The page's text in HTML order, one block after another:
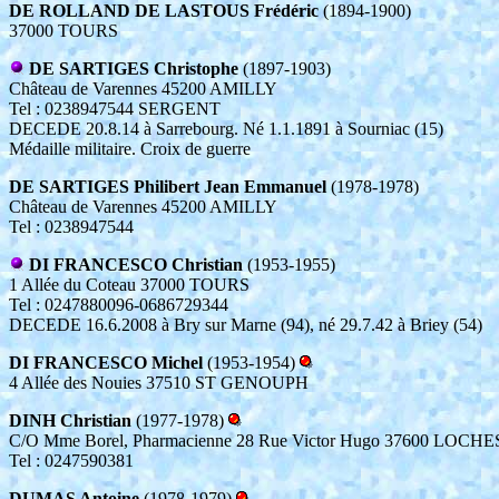
DE ROLLAND DE LASTOUS Frédéric(1894-1900)
37000 TOURS
DE SARTIGES Christophe(1897-1903)
Château de Varennes 45200 AMILLY
Tel : 0238947544 SERGENT
DECEDE 20.8.14 à Sarrebourg. Né 1.1.1891 à Sourniac (15)
Médaille militaire. Croix de guerre
DE SARTIGES Philibert Jean Emmanuel (1978-1978)
Château de Varennes 45200 AMILLY
Tel : 0238947544
DI FRANCESCO Christian(1953-1955)
1 Allée du Coteau 37000 TOURS
Tel : 0247880096-0686729344
DECEDE 16.6.2008 à Bry sur Marne (94), né 29.7.42 à Briey (54)
DI FRANCESCO Michel (1953-1954)
4 Allée des Nouies 37510 ST GENOUPH
DINH Christian(1977-1978)
C/O Mme Borel, Pharmacienne 28 Rue Victor Hugo 37600
Tel : 0247590381